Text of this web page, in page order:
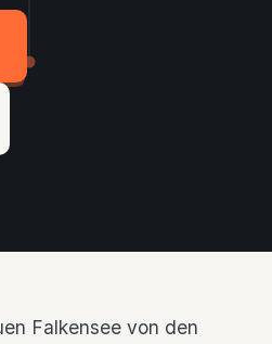
Falkensee von den